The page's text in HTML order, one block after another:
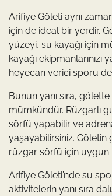
Arifiye Göleti aynı
için de ideal bir yerdir.
yüzeyi, su kayağı için
kayağı ekipmanlarınızı
heyecan verici sporu
Bunun yanı sıra,
mümkündür. Rüzgarlı
sörfü yapabilir ve
yaşayabilirsiniz. Göletin
rüzgar sörfü için uygun
Arifiye Göleti’nde su
aktivitelerin yanı sıra